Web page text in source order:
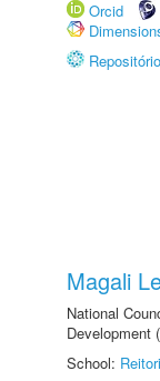
Orcid
Magali
National
Development
School: